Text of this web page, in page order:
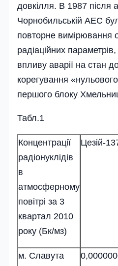
довкілля. В 1987 після
Чорнобильській АЕС
повторне вимірювання
радіаційних
впливу аварії на стан
корегування
першого блоку
Табл.1
Концентрації
радіонуклідів
в
атмосферному
повітрі за 3
квартал 2010
року (Бк/мз)
Цезій-
м. Славута